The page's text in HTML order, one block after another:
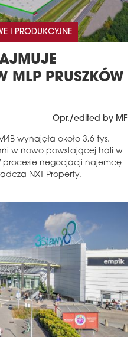
I PRODUKCYJNE
MLP PRUSZKÓW
Opr./edited by MF
wynajęła około 3,6 tys.
w nowo powstającej hali w
procesie negocjacji najemcę
NXT Property.